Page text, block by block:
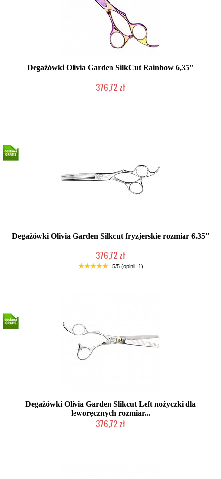
Degażówki Olivia Garden SilkCut Rainbow 6,35"
376,72 zł
Degażówki Olivia Garden Silkcut fryzjerskie rozmiar 6.35"
376,72 zł
Duża ilość (wysyłka w 24h)
5/5 (opinii: 1)
Degażówki Olivia Garden Slikcut Left nożyczki dla
leworęcznych rozmiar...
376,72 zł